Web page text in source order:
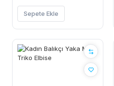
Sepete Ekle